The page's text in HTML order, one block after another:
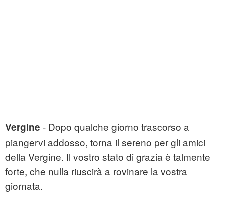
Vergine - Dopo qualche giorno trascorso a
piangervi addosso, torna il sereno per gli amici
della Vergine. Il vostro stato di grazia è talmente
forte, che nulla riuscirà a rovinare la vostra
giornata.